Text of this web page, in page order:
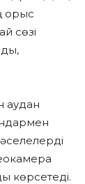
орыс
сөзі
аудан
көрсетеді.